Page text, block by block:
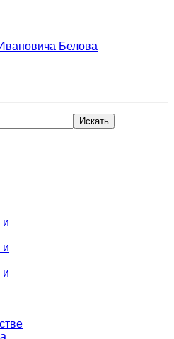
Белова
Искать
и
и
и